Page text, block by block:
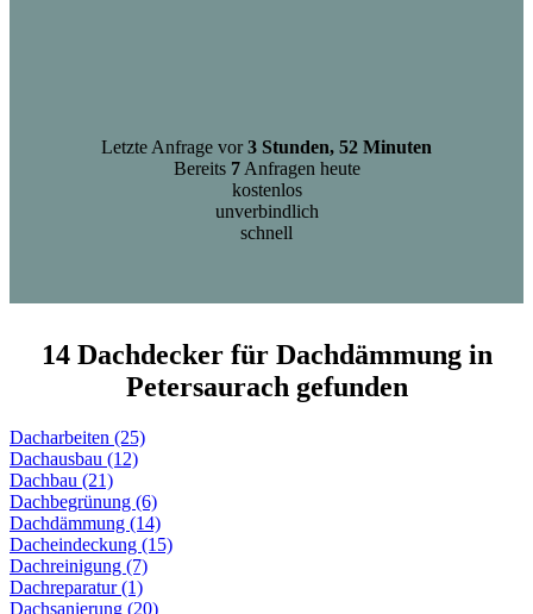
Letzte Anfrage vor3 Stunden, 52 Minuten
Bereits 7Anfragen heute
kostenlos
unverbindlich
schnell
14 Dachdecker für Dachdämmung in
Petersaurach gefunden
Dacharbeiten (25)
Dachausbau (12)
Dachbau (21)
Dachbegrünung (6)
Dachdämmung (14)
Dacheindeckung (15)
Dachreinigung (7)
Dachreparatur (1)
Dachsanierung (20)